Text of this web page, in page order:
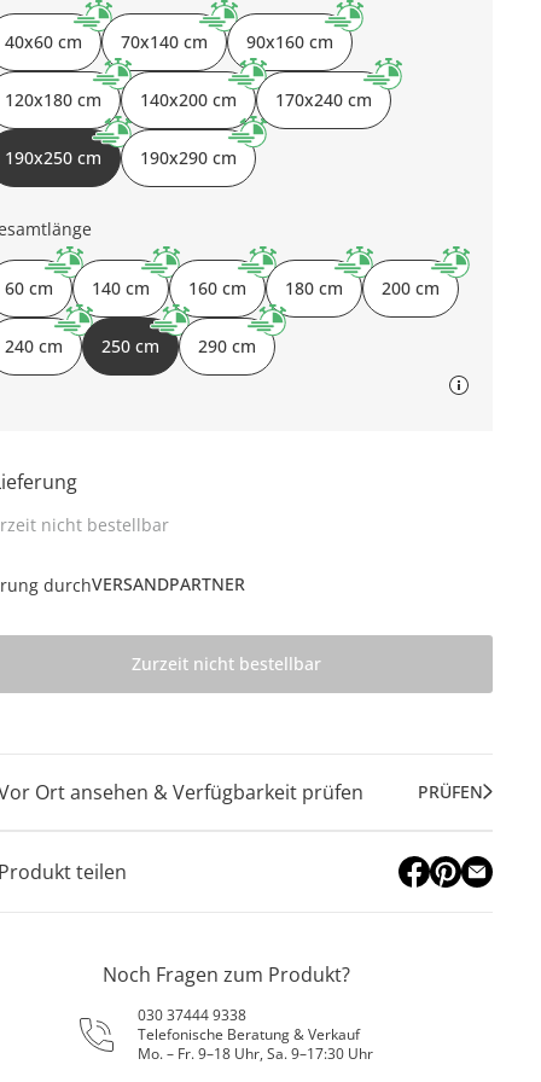
40x60 cm 70x140 cm 90x160 cm
120x180 cm 140x200 cm 170x240 cm
190x250 cm 190x290 cm
60 cm 140 cm 160 cm 180 cm 200 cm
240 cm 250 cm 290 cm
nicht bestellbar
durchVERSANDPARTNER
Zurzeit nicht bestellbar
Ort ansehen & Verfügbarkeit prüfen PRÜFEN
teilen
Noch Fragen zum Produkt?
030 37444 9338
Telefonische Beratung & Verkauf
Mo. – Fr. 9–18 Uhr, Sa. 9–17:30 Uhr